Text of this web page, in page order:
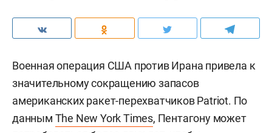
Военная операция США против Ирана привела к
значительному сокращению запасов
американских ракет-перехватчиков Patriot. По
данным The New York Times, Пентагону может